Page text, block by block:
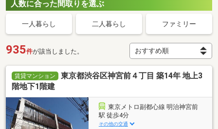
人数に合った間取りを選ぶ
一人暮らし 二人暮らし ファミリー
935件が該当しました。
賃貸マンション
東京都渋谷区神宮前４丁目 築14年 地上3
階地下1階建
東京メトロ副都心線 明治神宮前
駅 徒歩4分
その他の交通